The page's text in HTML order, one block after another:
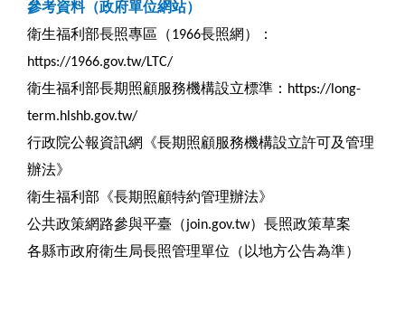
參考資料（政府單位網站）
衛生福利部長照專區（1966長照網）：
https://1966.gov.tw/LTC/
衛生福利部長期照顧服務機構設立標準： https://long-
term.hlshb.gov.tw/
行政院公報資訊網《長期照顧服務機構設立許可及管理
辦法》
衛生福利部《長期照顧特約管理辦法》
公共政策網路參與平臺（join.gov.tw）長照政策草案
各縣市政府衛生局長照管理單位（以地方公告為準）